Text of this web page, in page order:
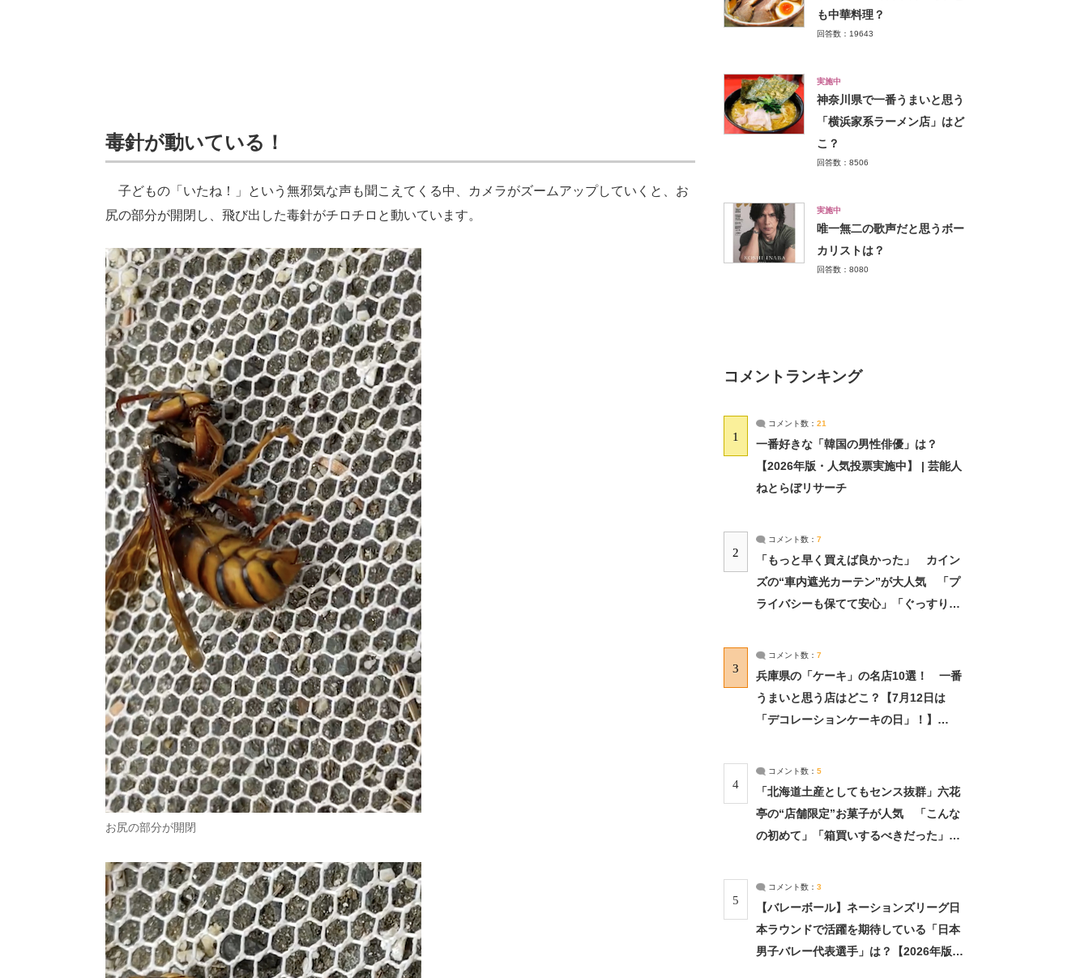
毒針が動いている！
子どもの「いたね！」という無邪気な声も聞こえてくる中、カメラがズームアップしていくと、お
尻の部分が開閉し、飛び出した毒針がチロチロと動いています。
お尻の部分が開閉
も中華料理？
回答数：19643
実施中
神奈川県で一番うまいと思う
「横浜家系ラーメン店」はど
こ？
回答数：8506
実施中
唯一無二の歌声だと思うボー
カリストは？
回答数：8080
コメントランキング
1
コメント数： 21
一番好きな「韓国の男性俳優」は？
【2026年版・人気投票実施中】 | 芸能人
ねとらぼリサーチ
2
コメント数： 7
「もっと早く買えば良かった」 カイン
ズの“車内遮光カーテン”が大人気 「プ
ライバシーも保てて安心」「ぐっすり眠
3
コメント数： 7
兵庫県の「ケーキ」の名店10選！ 一番
うまいと思う店はどこ？【7月12日は
「デコレーションケーキの日」！】
4
コメント数： 5
「北海道土産としてもセンス抜群」六花
亭の“店舗限定”お菓子が人気 「こんな
の初めて」「箱買いするべきだった」
5
コメント数： 3
【バレーボール】ネーションズリーグ日
本ラウンドで活躍を期待している「日本
男子バレー代表選手」は？【2026年版・